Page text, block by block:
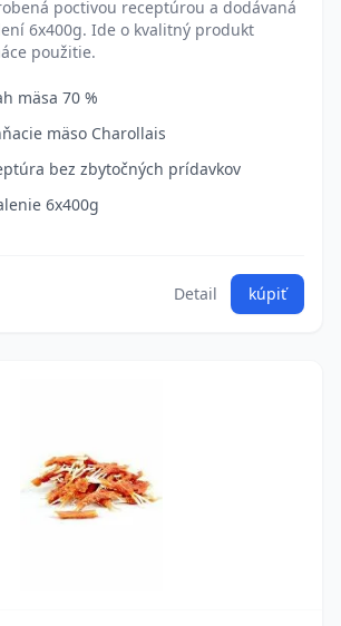
poctivou receptúrou a dodávaná
6x400g. Ide o kvalitný produkt
použitie.
mäsa 70 %
mäso Charollais
bez zbytočných prídavkov
6x400g
Detail kúpiť